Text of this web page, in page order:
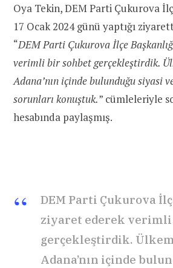
Oya Tekin, DEM Parti Çukurova
17 Ocak 2024 günü yaptığı
“DEM Parti Çukurova İlçe
verimli bir sohbet gerçekleştirdik.
Adana’nın içinde bulunduğu siyasi
sorunları konuştuk.” cümleleriyle
hesabında paylaşmış.
DEM Parti Çukurova
ziyaret ederek verimli
gerçekleştirdik.
Adana’nın içinde